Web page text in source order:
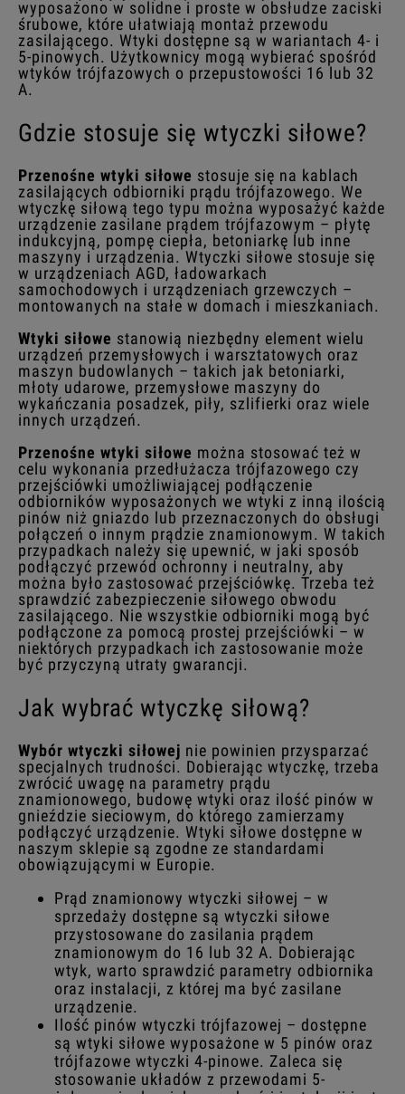
wyposażono w solidne i proste w obsłudze zaciski
śrubowe, które ułatwiają montaż przewodu
zasilającego. Wtyki dostępne są w wariantach 4- i
5-pinowych. Użytkownicy mogą wybierać spośród
wtyków trójfazowych o przepustowości 16 lub 32
A.
Gdzie stosuje się wtyczki siłowe?
Przenośne wtyki siłowe stosuje się na kablach
zasilających odbiorniki prądu trójfazowego. We
wtyczkę siłową tego typu można wyposażyć każde
urządzenie zasilane prądem trójfazowym – płytę
indukcyjną, pompę ciepła, betoniarkę lub inne
maszyny i urządzenia. Wtyczki siłowe stosuje się
w urządzeniach AGD, ładowarkach
samochodowych i urządzeniach grzewczych –
montowanych na stałe w domach i mieszkaniach.
Wtyki siłowe stanowią niezbędny element wielu
urządzeń przemysłowych i warsztatowych oraz
maszyn budowlanych – takich jak betoniarki,
młoty udarowe, przemysłowe maszyny do
wykańczania posadzek, piły, szlifierki oraz wiele
innych urządzeń.
Przenośne wtyki siłowe można stosować też w
celu wykonania przedłużacza trójfazowego czy
przejściówki umożliwiającej podłączenie
odbiorników wyposażonych we wtyki z inną ilością
pinów niż gniazdo lub przeznaczonych do obsługi
połączeń o innym prądzie znamionowym. W takich
przypadkach należy się upewnić, w jaki sposób
podłączyć przewód ochronny i neutralny, aby
można było zastosować przejściówkę. Trzeba też
sprawdzić zabezpieczenie siłowego obwodu
zasilającego. Nie wszystkie odbiorniki mogą być
podłączone za pomocą prostej przejściówki – w
niektórych przypadkach ich zastosowanie może
być przyczyną utraty gwarancji.
Jak wybrać wtyczkę siłową?
Wybór wtyczki siłowej nie powinien przysparzać
specjalnych trudności. Dobierając wtyczkę, trzeba
zwrócić uwagę na parametry prądu
znamionowego, budowę wtyki oraz ilość pinów w
gnieździe sieciowym, do którego zamierzamy
podłączyć urządzenie. Wtyki siłowe dostępne w
naszym sklepie są zgodne ze standardami
obowiązującymi w Europie.
Prąd znamionowy wtyczki siłowej – w
sprzedaży dostępne są wtyczki siłowe
przystosowane do zasilania prądem
znamionowym do 16 lub 32 A. Dobierając
wtyk, warto sprawdzić parametry odbiornika
oraz instalacji, z której ma być zasilane
urządzenie.
Ilość pinów wtyczki trójfazowej – dostępne
są wtyki siłowe wyposażone w 5 pinów oraz
trójfazowe wtyczki 4-pinowe. Zaleca się
stosowanie układów z przewodami 5-